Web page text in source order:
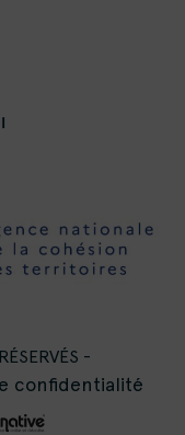
-
confidentialité